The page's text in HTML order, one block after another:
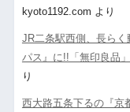
kyoto1192.com より
JR二条駅西側、長ら
パス』に!!「無印良品
り
西大路五条下るの『京